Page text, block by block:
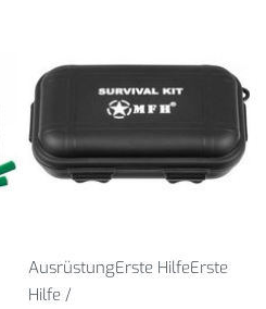
AusrüstungErste HilfeErste
Hilfe /